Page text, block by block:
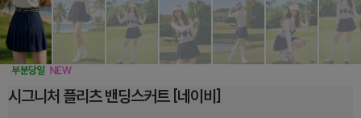
시그니처 플리츠 밴딩스커트 [네이비]